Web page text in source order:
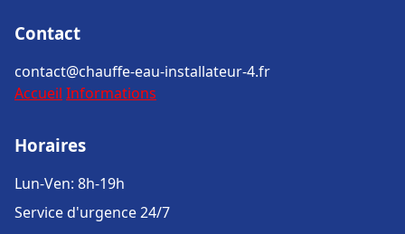
Contact
contact@chauffe-eau-installateur-4.fr
Accueil Informations
Horaires
Lun-Ven: 8h-19h
Service d'urgence 24/7